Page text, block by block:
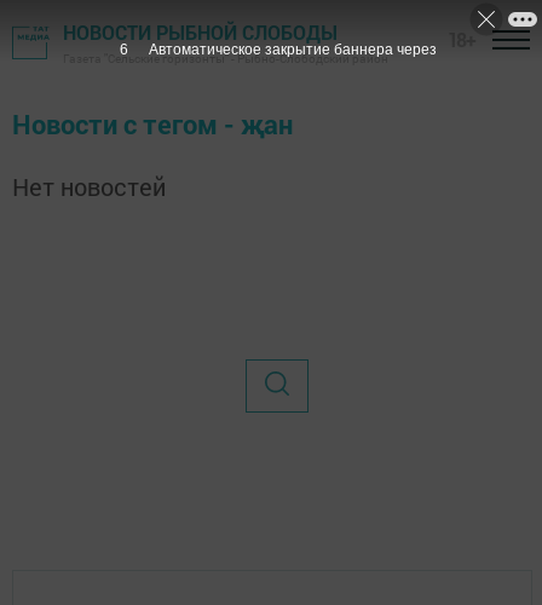
НОВОСТИ РЫБНОЙ СЛОБОДЫ
Газета "Сельские горизонты" - Рыбно-Слободский район
Новости с тегом - җан
Нет новостей
6 Автоматическое закрытие баннера через